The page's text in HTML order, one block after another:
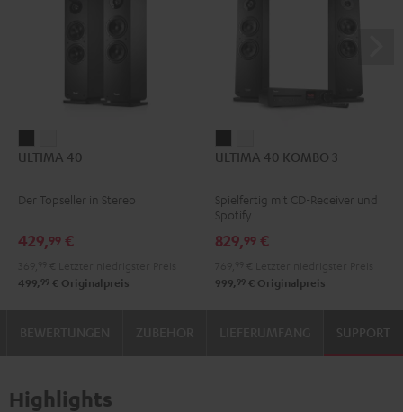
40 40
ULTIMA 40
Der Topseller in Stereo
429,99 €
499, 99 € Originalpreis
40
3
Schwarz
40
3
ULTIMA 40 KOMBO 3
Spielfertig mit CD-Receiver und
Spotify
829,99 €
999, 99 € Originalpreis
SUPPORT
Highlights